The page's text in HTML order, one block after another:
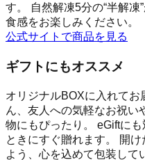
す。 自然解凍5分の“半解凍
食感をお楽しみください。
公式サイトで商品を見る
ギフトにもオススメ
オリジナルBOXに入れてお
ん、友人への気軽なお祝い
物にもぴったり。 eGiftに
ときにすぐ贈れます。 開
よう、心を込めて包装して